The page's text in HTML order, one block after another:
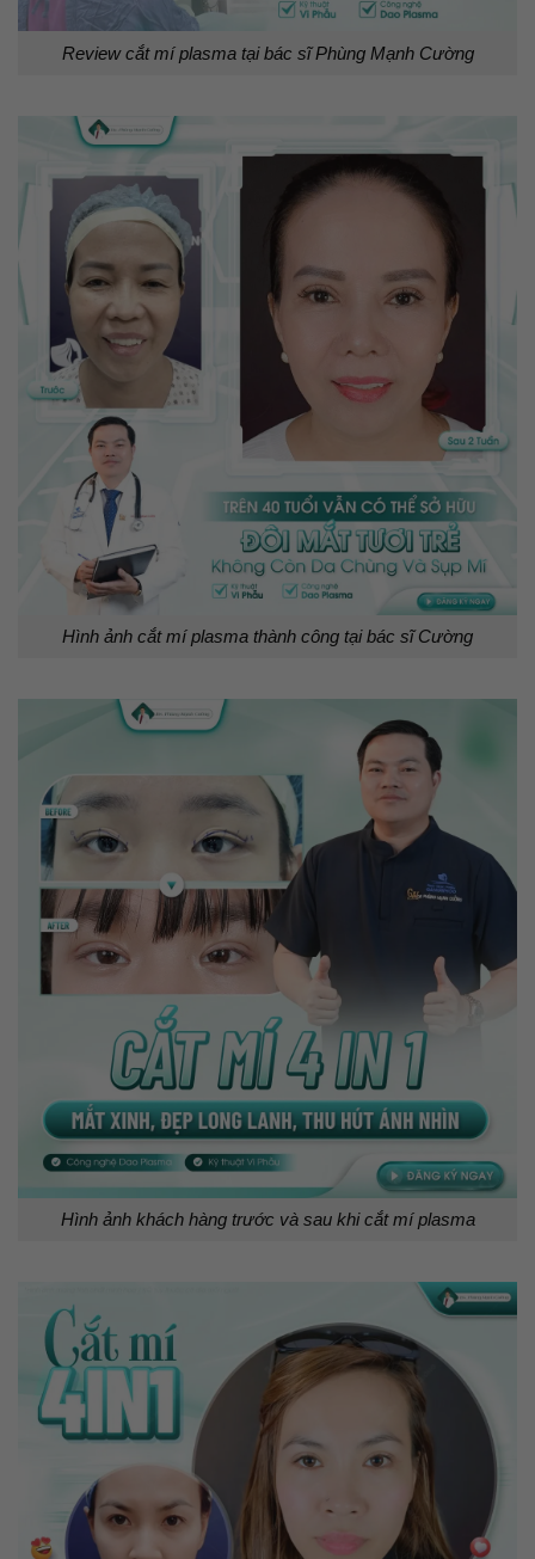
Review cắt mí plasma tại bác sĩ Phùng Mạnh Cường
Hình ảnh cắt mí plasma thành công tại bác sĩ Cường
Hình ảnh khách hàng trước và sau khi cắt mí plasma